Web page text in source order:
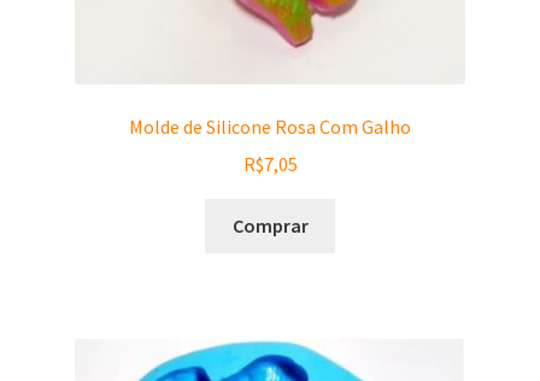
Molde de Silicone Rosa Com Galho
R$7,05
Comprar